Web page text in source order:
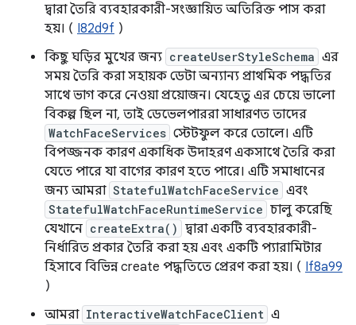
দ্বারা তৈরি ব্যবহারকারী-সংজ্ঞায়িত অতিরিক্ত পাস করা
হয়। ( I82d9f )
কিছু ঘড়ির মুখের জন্য createUserStyleSchema এর
সময় তৈরি করা সহায়ক ডেটা অন্যান্য প্রাথমিক পদ্ধতির
সাথে ভাগ করে নেওয়া প্রয়োজন। যেহেতু এর চেয়ে ভালো
বিকল্প ছিল না, তাই ডেভেলপাররা সাধারণত তাদের
WatchFaceServices স্টেটফুল করে তোলে। এটি
বিপজ্জনক কারণ একাধিক উদাহরণ একসাথে তৈরি করা
যেতে পারে যা বাগের কারণ হতে পারে। এটি সমাধানের
জন্য আমরা StatefulWatchFaceService এবং
StatefulWatchFaceRuntimeService চালু করেছি
যেখানে createExtra() দ্বারা একটি ব্যবহারকারী-
নির্ধারিত প্রকার তৈরি করা হয় এবং একটি প্যারামিটার
হিসাবে বিভিন্ন create পদ্ধতিতে প্রেরণ করা হয়। ( If8a99
)
আমরা InteractiveWatchFaceClient এ